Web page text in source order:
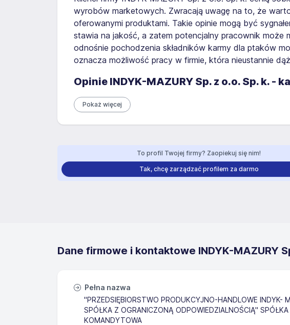
wyrobów marketowych. Zwracają uwagę na to, że
oferowanymi produktami. Takie opinie mogą być
stawia na jakość, a zatem potencjalny pracownik
odnośnie pochodzenia składników karmy dla ptaków
oznacza możliwość pracy w firmie, która nieustannie
Opinie INDYK-MAZURY Sp. z o.o. Sp. k. -
Pokaż więcej
To profil Twojej firmy? Zaopiekuj się nim!
Tak, chcę zarządzać profilem za darmo
Dane firmowe i kontaktowe INDYK-MAZURY
Pełna nazwa
"PRZEDSIĘBIORSTWO PRODUKCYJNO-HANDLOWE INDYK-
SPÓŁKA Z OGRANICZONĄ ODPOWIEDZIALNOŚCIĄ" SPÓŁKA
KOMANDYTOWA